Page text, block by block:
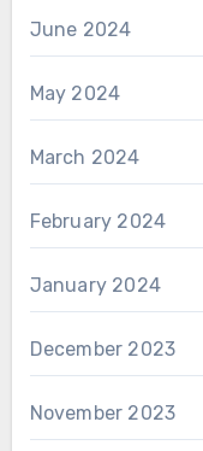
June 2024
May 2024
March 2024
February 2024
January 2024
December 2023
November 2023